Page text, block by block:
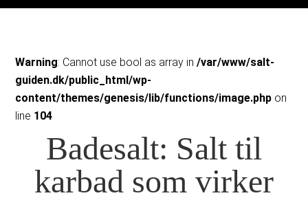
Warning: Cannot use bool as array in/var/www/salt-
guiden.dk/public_html/wp-
content/themes/genesis/lib/functions/image.php on
line 104
Badesalt: Salt til
karbad som virker